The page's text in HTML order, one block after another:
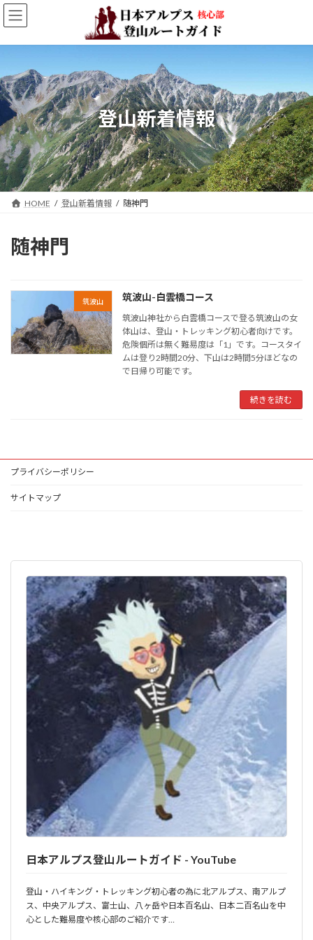
コ
ン
ン
へ
ス
キ
ッ
プ
ナ
ビ
ー
ョ
ン
に
移
動
登山新着情報
HOME 登山新着情報 随神門
随神門
筑波山 筑波山-白雲橋コース
筑波山神社から白雲橋コースで登る筑波山の女
体山は、登山・トレッキング初心者向けです。
危険個所は無く難易度は「1」です。コースタイ
ムは登り2時間20分、下山は2時間5分ほどなの
で日帰り可能です。
続きを読む
プライバシーポリシー
サイトマップ
日本アルプス登山ルートガイド - YouTube
登山・ハイキング・トレッキング初心者の為に北アルプス、南アルプ
ス、中央アルプス、富士山、八ヶ岳や日本百名山、日本二百名山を中
心とした難易度や核心部のご紹介です…